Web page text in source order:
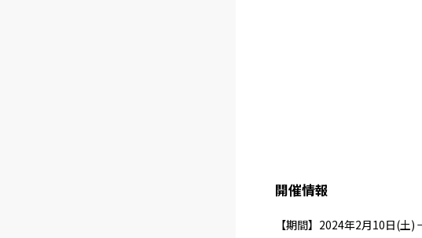
開催情報
【期間】2024年2月10日(土)